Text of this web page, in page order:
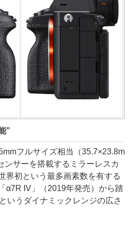
”
フルサイズ相当（35.7×23.8m
ンサーを搭載するミラーレスカ
界初という最多画素数を有する
α7R IV」（2019年発売）から踏
いうダイナミックレンジの広さ